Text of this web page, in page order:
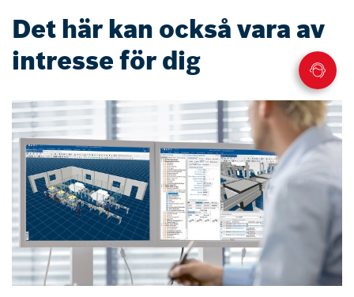
Det här kan också vara av
intresse för dig